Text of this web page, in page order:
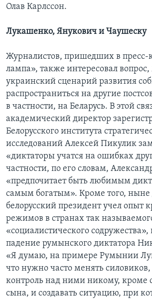
Олав Карлссон.
Лукашенко, Янукович и Чаушеску
Журналистов, пришедших в пресс-
лампа», также интересовал
украинский сценарий развития
распространиться на другие
в частности, на Беларусь. В этой
академический директор
Белорусского института
исследований Алексей Пикулик
«диктаторы учатся на ошибках
частности, по его словам,
«предпочитает быть любимым
самым богатым». Кроме того,
белорусский президент учел опыт
режимов в странах так
«социалистического содружества»,
падение румынского диктатора
«Я думаю, на примере Румынии
что нужно часто менять силовиков,
контроль над ними никому, кроме
сына, и создавать ситуацию, при